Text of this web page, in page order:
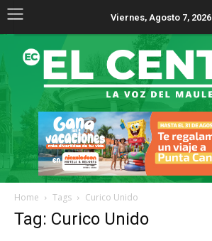
Viernes, Agosto 7, 2026
Home Tags Curico Unido
Tag: Curico Unido